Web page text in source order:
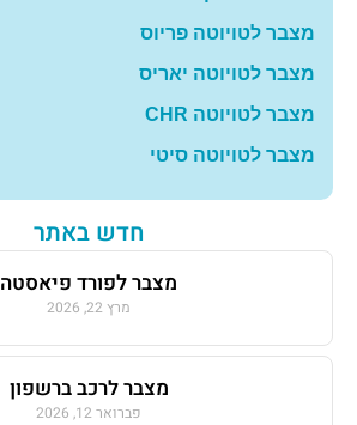
מצבר לטויוטה פריוס
מצבר לטויוטה יאריס
מצבר לטויוטה CHR
מצבר לטויוטה סיטי
חדש באתר
מצבר לפורד פיאסטה
מרץ 22, 2026
מצבר לרכב ברשפון
פברואר 12, 2026